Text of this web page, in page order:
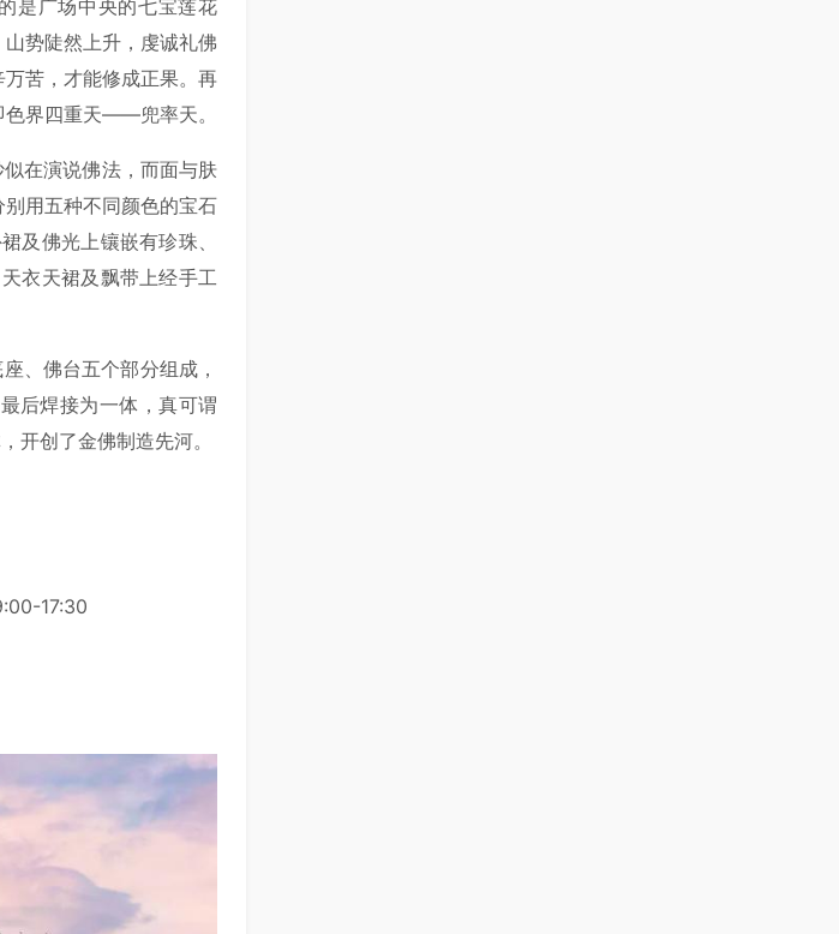
是广场中央的七宝莲花
势陡然上升，虔诚礼佛
苦，才能修成正果。再
色界四重天——兜率天。
在演说佛法，而面与肤
用五种不同颜色的宝石
及佛光上镶嵌有珍珠、
衣天裙及飘带上经手工
、佛台五个部分组成，
后焊接为一体，真可谓
开创了金佛制造先河。
17:30